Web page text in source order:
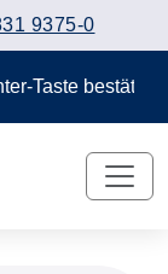
9375-0
Taste